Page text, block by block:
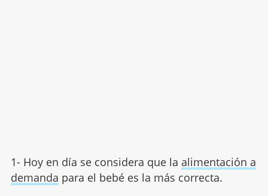
1- Hoy en día se considera que la alimentación a
demanda para el bebé es la más correcta.